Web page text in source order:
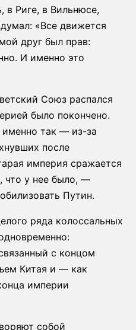
в Риге, в Вильнюсе,
«Все движется
друг был прав:
И именно это
Союз распался
было покончено.
именно так — из-за
после
империя сражается
что у нее было, —
Путин.
ряда колоссальных
с концом
Китая и — как
империи
собой